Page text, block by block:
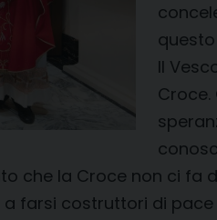
Il
che la Croce non ci
farsi costruttori di